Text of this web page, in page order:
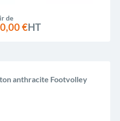
de
€HT
anthracite Footvolley